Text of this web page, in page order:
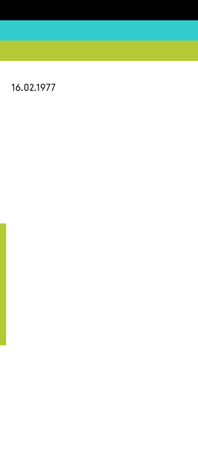
16.02.1977